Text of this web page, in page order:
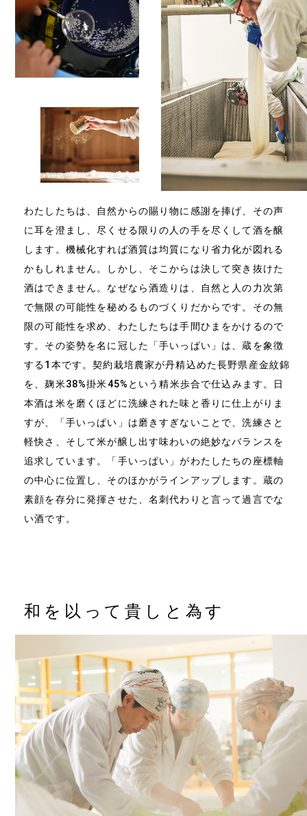
わたしたちは、自然からの賜り物に感謝を捧げ、その声
に耳を澄まし、尽くせる限りの人の手を尽くして酒を醸
します。機械化すれば酒質は均質になり省力化が図れる
かもしれません。しかし、そこからは決して突き抜けた
酒はできません。なぜなら酒造りは、自然と人の力次第
で無限の可能性を秘めるものづくりだからです。その無
限の可能性を求め、わたしたちは手間ひまをかけるので
す。その姿勢を名に冠した「手いっぱい」は、蔵を象徴
する1本です。契約栽培農家が丹精込めた長野県産金紋錦
を、麹米38%掛米45%という精米歩合で仕込みます。日
本酒は米を磨くほどに洗練された味と香りに仕上がりま
すが、「手いっぱい」は磨きすぎないことで、洗練さと
軽快さ、そして米が醸し出す味わいの絶妙なバランスを
追求しています。「手いっぱい」がわたしたちの座標軸
の中心に位置し、そのほかがラインアップします。蔵の
素顔を存分に発揮させた、名刺代わりと言って過言でな
い酒です。
和を以って貴しと為す